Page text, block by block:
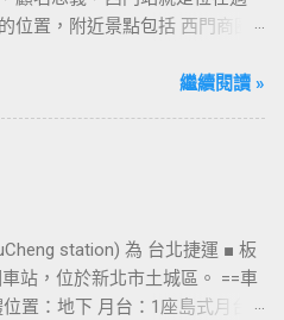
位置，附近景點包括 西門商圈
，因位處 西門商圈 之入口，成
也是是最容易堵塞的出口。 捷
口&西門町商圈 板南線上車站 [
] - [ 西門站 ] - [ 台北車站 ] - [
孝新生站 ] - [ 忠孝復興站 ] - [
國父紀念館站 ] - [ 市政府站
繼續閱讀 »
station) 為 台北捷運 ■ 板
站，位於新北市土城區。 ==車
置：地下 月台：1座島式月台